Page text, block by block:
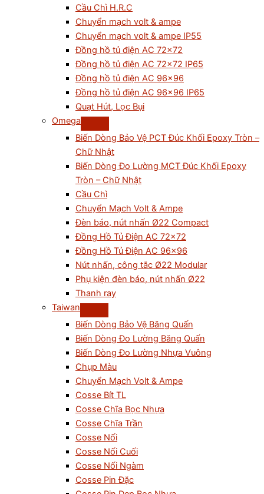
Cầu Chì H.R.C
Chuyển mạch volt & ampe
Chuyển mạch volt & ampe IP55
Đồng hồ tủ điện AC 72×72
Đồng hồ tủ điện AC 72×72 IP65
Đồng hồ tủ điện AC 96×96
Đồng hồ tủ điện AC 96×96 IP65
Quạt Hút, Lọc Bụi
Omega
Biến Dòng Bảo Vệ PCT Đúc Khối Epoxy Tròn –
Chữ Nhật
Biến Dòng Đo Lường MCT Đúc Khối Epoxy
Tròn – Chữ Nhật
Cầu Chì
Chuyển Mạch Volt & Ampe
Đèn báo, nút nhấn Ø22 Compact
Đồng Hồ Tủ Điện AC 72×72
Đồng Hồ Tủ Điện AC 96×96
Nút nhấn, công tắc Ø22 Modular
Phụ kiện đèn báo, nút nhấn Ø22
Thanh ray
Taiwan
Biến Dòng Bảo Vệ Băng Quấn
Biến Dòng Đo Lường Băng Quấn
Biến Dòng Đo Lường Nhựa Vuông
Chụp Màu
Chuyển Mạch Volt & Ampe
Cosse Bít TL
Cosse Chĩa Bọc Nhựa
Cosse Chĩa Trần
Cosse Nối
Cosse Nối Cuối
Cosse Nối Ngàm
Cosse Pin Đặc